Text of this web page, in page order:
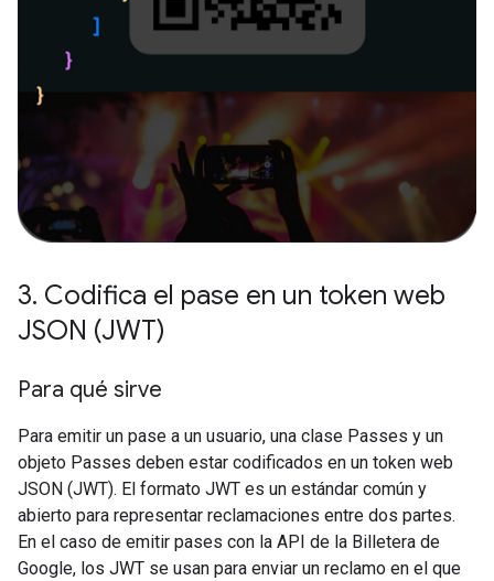
3. Codifica el pase en un token web
JSON (JWT)
Para qué sirve
Para emitir un pase a un usuario, una clase Passes y un
objeto Passes deben estar codificados en un token web
JSON (JWT). El formato JWT es un estándar común y
abierto para representar reclamaciones entre dos partes.
En el caso de emitir pases con la API de la Billetera de
Google, los JWT se usan para enviar un reclamo en el que